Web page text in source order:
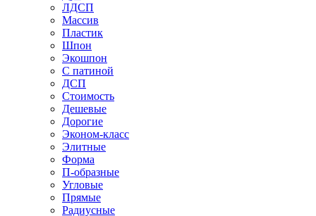
ЛДСП
Массив
Пластик
Шпон
Экошпон
С патиной
ДСП
Стоимость
Дешевые
Дорогие
Эконом-класс
Элитные
Форма
П-образные
Угловые
Прямые
Радиусные